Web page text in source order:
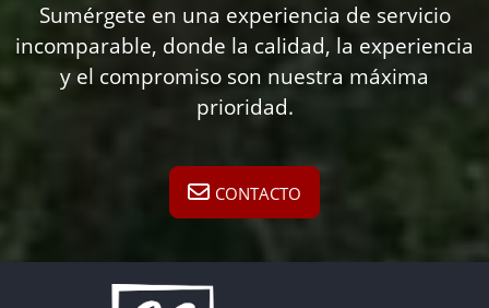
Sumérgete en una experiencia de servicio
incomparable, donde la calidad, la experiencia
y el compromiso son nuestra máxima
prioridad.
CONTACTO